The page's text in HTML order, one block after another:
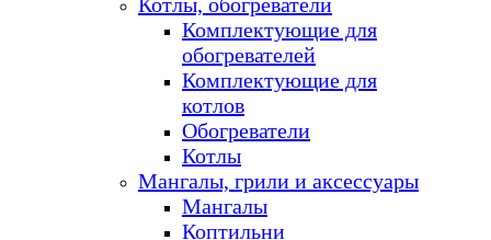
Комплектующие для
обогревателей
Комплектующие для
котлов
Обогреватели
Котлы
Мангалы, грили и аксессуары
Мангалы
Коптильни